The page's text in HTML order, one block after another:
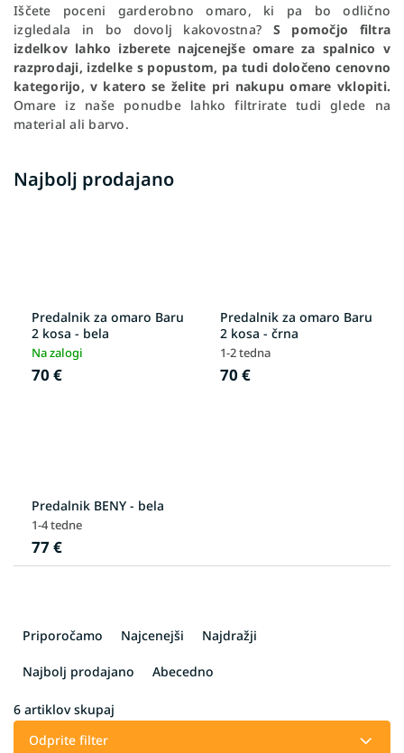
Iščete poceni garderobno omaro, ki pa bo odlično
izgledala in bo dovolj kakovostna? S pomočjo filtra
izdelkov lahko izberete najcenejše omare za spalnico v
razprodaji, izdelke s popustom, pa tudi določeno cenovno
kategorijo, v katero se želite pri nakupu omare vklopiti.
Omare iz naše ponudbe lahko filtrirate tudi glede na
material ali barvo.
Najbolj prodajano
Predalnik za omaro Baru
2 kosa - bela
Na zalogi
70 €
Predalnik za omaro Baru
2 kosa - črna
1-2 tedna
70 €
Predalnik BENY - bela
1-4 tedne
77 €
š
č
Priporočamo Najcenejši Najdražji
Najbolj prodajano Abecedno
6 artiklov skupaj
Odprite filter